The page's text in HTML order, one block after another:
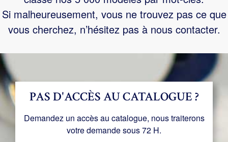
Si malheureusement, vous ne trouvez pas ce que
vous cherchez, n’hésitez pas à nous contacter.
PAS D'ACCÈS AU CATALOGUE ?
Demandez un accès au catalogue, nous traiterons
votre demande sous 72 H.